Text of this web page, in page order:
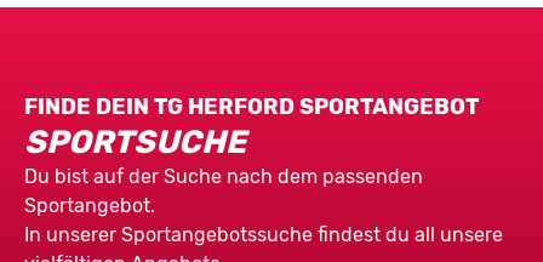
FINDE DEIN TG HERFORD SPORTANGEBOT
SPORTSUCHE
Du bist auf der Suche nach dem passenden
Sportangebot.
In unserer Sportangebotssuche findest du all unsere